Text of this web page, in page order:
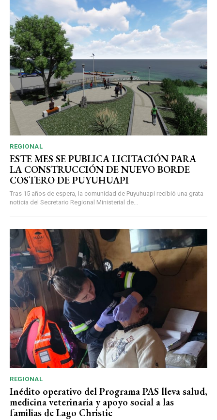
REGIONAL
ESTE MES SE PUBLICA LICITACIÓN PARA
LA CONSTRUCCIÓN DE NUEVO BORDE
COSTERO DE PUYUHUAPI
Tras 15 años de espera, la comunidad de Puyuhuapi recibió una grata
noticia del Secretario Regional Ministerial de...
REGIONAL
Inédito operativo del Programa PAS lleva salud,
medicina veterinaria y apoyo social a las
familias de Lago Christie